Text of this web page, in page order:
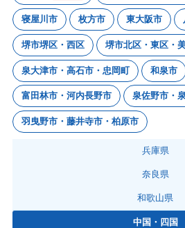
寝屋川市 枚方市 東大阪市
堺市堺区・西区 堺市北区・東区・
泉大津市・高石市・忠岡町 和泉市
富田林市・河内長野市 泉佐野市・
羽曳野市・藤井寺市・柏原市
兵庫県
奈良県
和歌山県
中国・四国